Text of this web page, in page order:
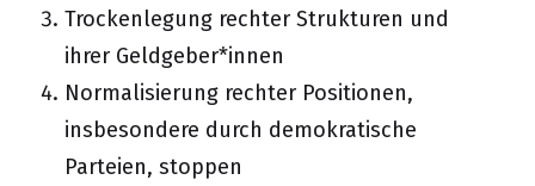
Trockenlegung rechter Strukturen und
ihrer Geldgeber*innen
Normalisierung rechter Positionen,
insbesondere durch demokratische
Parteien, stoppen